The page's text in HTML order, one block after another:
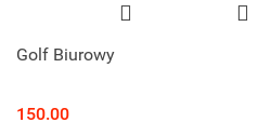
Golf Biurowy
150.00